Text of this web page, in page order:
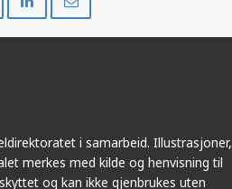
på
på
i samarbeid. Illustrasjoner,
merkes med kilde og henvisning til
og kan ikke gjenbrukes uten